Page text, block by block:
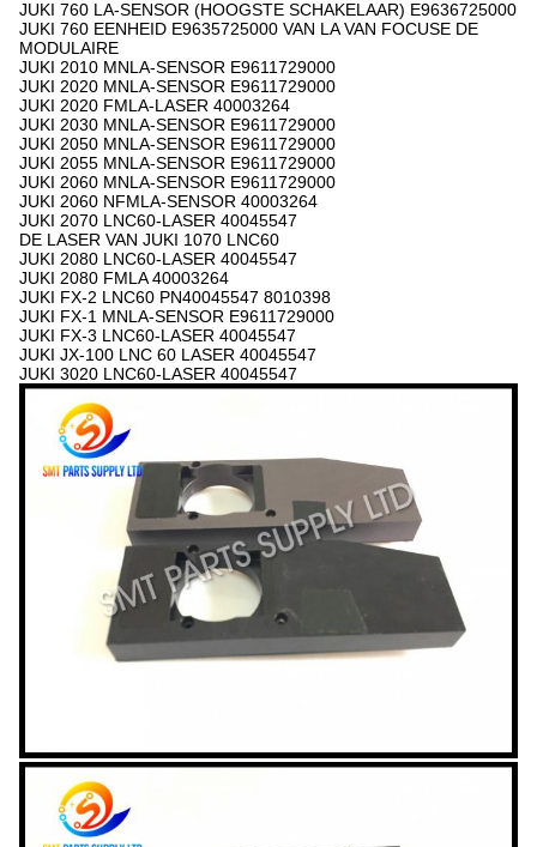
JUKI 760 LA-SENSOR (HOOGSTE SCHAKELAAR) E9636725000
JUKI 760 EENHEID E9635725000 VAN LA VAN FOCUSE DE
MODULAIRE
JUKI 2010 MNLA-SENSOR E9611729000
JUKI 2020 MNLA-SENSOR E9611729000
JUKI 2020 FMLA-LASER 40003264
JUKI 2030 MNLA-SENSOR E9611729000
JUKI 2050 MNLA-SENSOR E9611729000
JUKI 2055 MNLA-SENSOR E9611729000
JUKI 2060 MNLA-SENSOR E9611729000
JUKI 2060 NFMLA-SENSOR 40003264
JUKI 2070 LNC60-LASER 40045547
DE LASER VAN JUKI 1070 LNC60
JUKI 2080 LNC60-LASER 40045547
JUKI 2080 FMLA 40003264
JUKI FX-2 LNC60 PN40045547 8010398
JUKI FX-1 MNLA-SENSOR E9611729000
JUKI FX-3 LNC60-LASER 40045547
JUKI JX-100 LNC 60 LASER 40045547
JUKI 3020 LNC60-LASER 40045547